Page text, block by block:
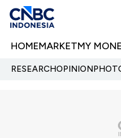
HOMEMARKETMY
RESEARCHOPINION